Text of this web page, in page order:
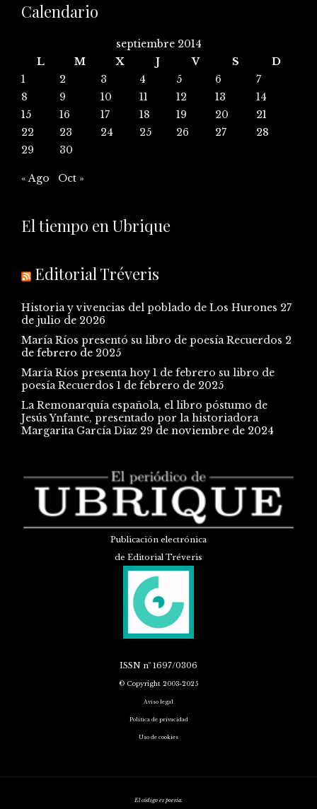
Calendario
septiembre 2014
L
M X J V S
D
1
2 3 4 5 6
7
8
9 10 11 12 13
14
15
16 17 18 19 20
21
22
23 24 25 26 27
28
29
30
« Ago Oct »
El tiempo en Ubrique
Editorial Tréveris
Historia y vivencias del poblado de Los Hurones 27
de julio de 2026
María Ríos presentó su libro de poesía Recuerdos 2
de febrero de 2025
María Ríos presenta hoy 1 de febrero su libro de
poesía Recuerdos 1 de febrero de 2025
La Remonarquía española, el libro póstumo de
Jesús Ynfante, presentado por la historiadora
Margarita García Díaz 29 de noviembre de 2024
Publicación electrónica
de Editorial Tréveris
ISSN nº 1697/0306
© Copyright 2003-2025
Aviso legal
Política de privacidad
Uso de cookies
El código es poesía.